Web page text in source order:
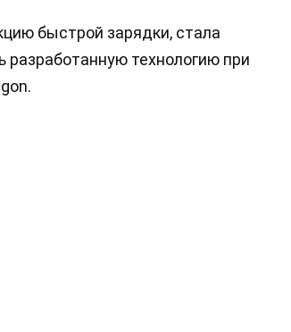
быстрой зарядки, стала
разработанную технологию при